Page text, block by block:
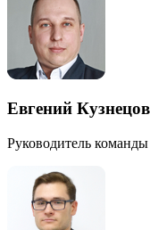
Евгений Кузнецов
Руководитель